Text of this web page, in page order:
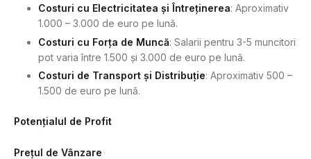
Costuri cu Electricitatea și Întreținerea: Aproximativ
1.000 – 3.000 de euro pe lună.
Costuri cu Forța de Muncă: Salarii pentru 3-5 muncitori
pot varia între 1.500 și 3.000 de euro pe lună.
Costuri de Transport și Distribuție: Aproximativ 500 –
1.500 de euro pe lună.
Potențialul de Profit
Prețul de Vânzare